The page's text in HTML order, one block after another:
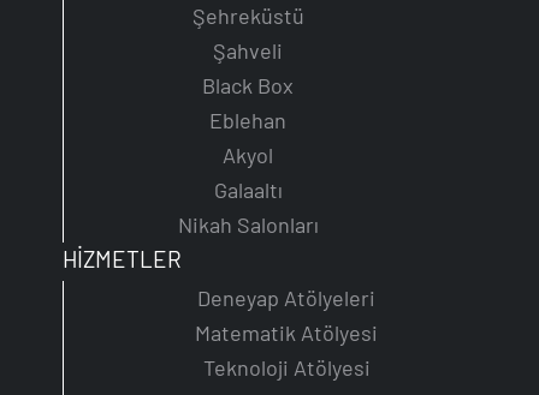
Şehreküstü
Şahveli
Black Box
Eblehan
Akyol
Galaaltı
Nikah Salonları
HİZMETLER
Deneyap Atölyeleri
Matematik Atölyesi
Teknoloji Atölyesi